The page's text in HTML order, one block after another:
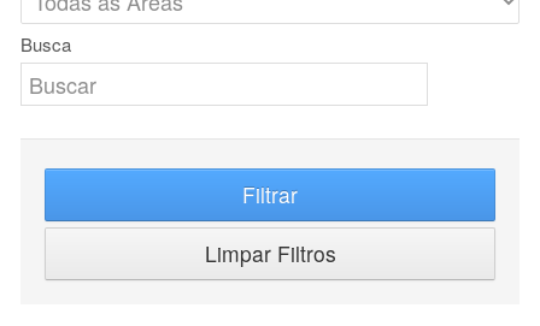
Busca
Filtrar
Limpar Filtros